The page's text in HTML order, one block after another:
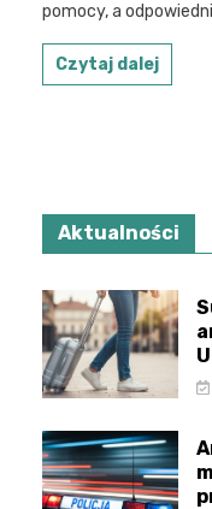
pomocy, a
Czytaj dalej
Aktualności